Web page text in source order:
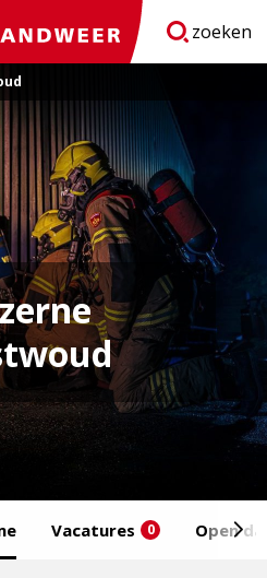
Brandweer zoeken
Vacatures 0 Open